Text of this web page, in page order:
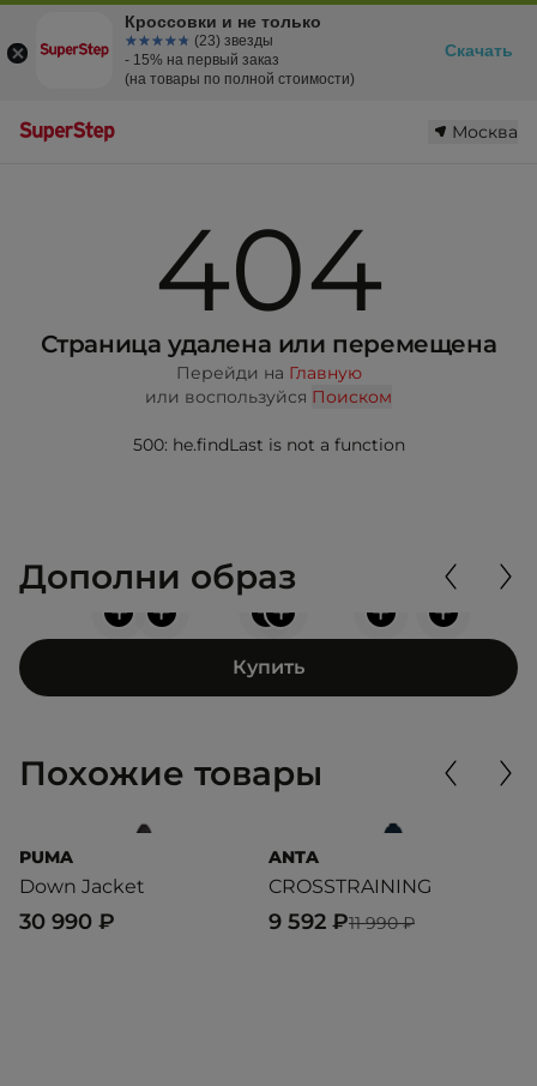
Москва
404
Страница удалена или перемещена
Перейди на Главную
или воспользуйся Поиском
500: he.findLast is not a function
Дополни образ
+
+
+ + +
+
Купить
Похожие товары
PUMA
Down Jacket
30 990 ₽
ANTA
CROSSTRAINING
11 990 ₽
9 592 ₽
Кроссовки и не только
☆☆☆☆☆
★★★★★ (23) звезды
- 15% на первый заказ
(на товары по полной стоимости)
Скачать